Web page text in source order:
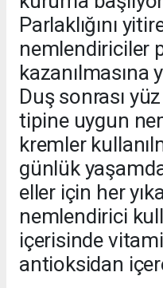
Parlaklığını
nemlendiriciler
kazanılmasına
Duş sonrası
tipine uygun
kremler
günlük
eller için her
nemlendirici
içerisinde
antioksidan